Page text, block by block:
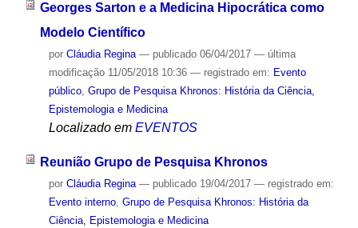
Georges Sarton e a Medicina Hipocrática como
Modelo Científico
por Cláudia Regina — publicado06/04/2017 — última
modificação11/05/2018 10:36 — registrado em: Evento
público, Grupo de Pesquisa Khronos: História da Ciência,
Epistemologia e Medicina
Localizado em EVENTOS
Reunião Grupo de Pesquisa Khronos
por Cláudia Regina — publicado19/04/2017 — registrado em:
Evento interno, Grupo de Pesquisa Khronos: História da
Ciência, Epistemologia e Medicina